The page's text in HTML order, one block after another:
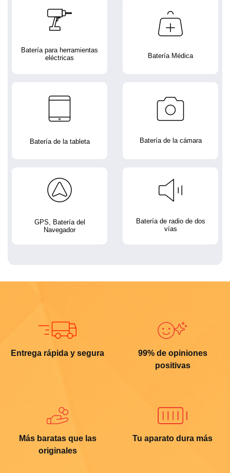
Batería para herramientas
eléctricas
Batería Médica
Batería de la tableta Batería de la cámara
GPS, Batería del
Navegador
Batería de radio de dos
vías
Entrega rápida y segura
99% de opiniones
positivas
Más baratas que las
originales
Tu aparato dura más